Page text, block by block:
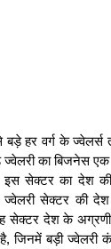
हर वर्ग के ज्वेलर्स
ज्वेलरी का बिजनेस
इस सेक्टर का देश
सेक्टर की देश
सेक्टर देश के
जिनमें बड़ी ज्वेलरी